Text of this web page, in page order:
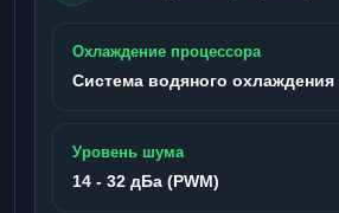
Охлаждение процессора
Система водяного охлаждения
Уровень шума
14 - 32 дБа (PWM)